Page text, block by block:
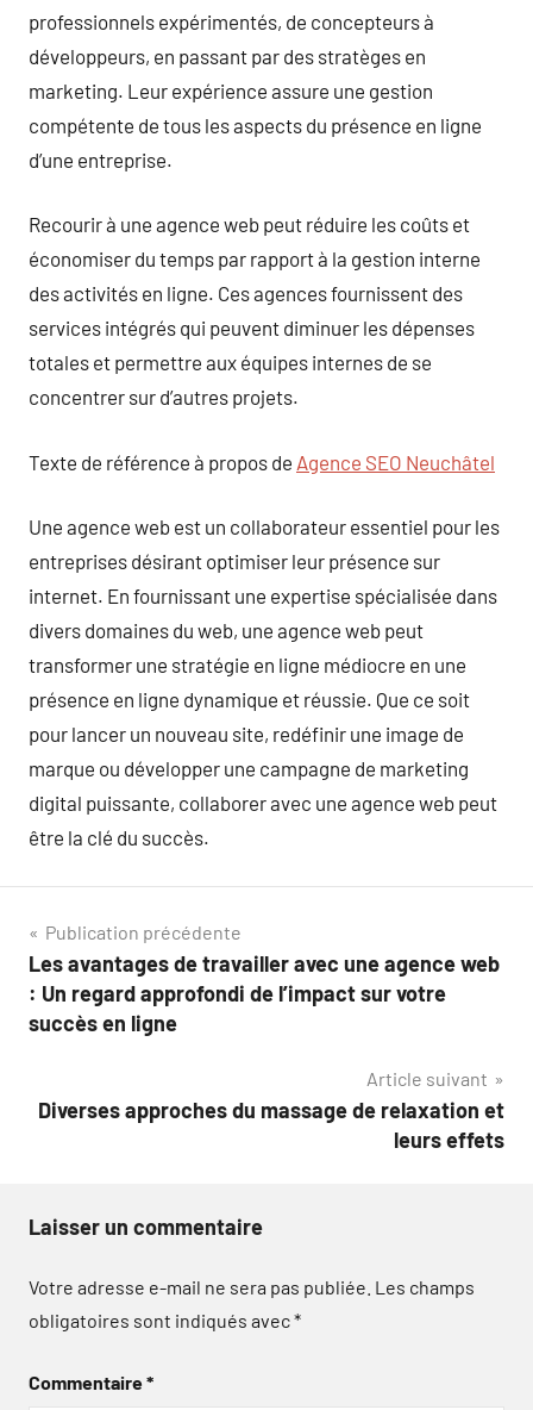
professionnels expérimentés, de concepteurs à
développeurs, en passant par des stratèges en
marketing. Leur expérience assure une gestion
compétente de tous les aspects du présence en ligne
d’une entreprise.
Recourir à une agence web peut réduire les coûts et
économiser du temps par rapport à la gestion interne
des activités en ligne. Ces agences fournissent des
services intégrés qui peuvent diminuer les dépenses
totales et permettre aux équipes internes de se
concentrer sur d’autres projets.
Texte de référence à propos de Agence SEO Neuchâtel
Une agence web est un collaborateur essentiel pour les
entreprises désirant optimiser leur présence sur
internet. En fournissant une expertise spécialisée dans
divers domaines du web, une agence web peut
transformer une stratégie en ligne médiocre en une
présence en ligne dynamique et réussie. Que ce soit
pour lancer un nouveau site, redéfinir une image de
marque ou développer une campagne de marketing
digital puissante, collaborer avec une agence web peut
être la clé du succès.
Navigation
de
l’article
Publication précédente
Les avantages de travailler avec une agence web
: Un regard approfondi de l’impact sur votre
succès en ligne
Article suivant
Diverses approches du massage de relaxation et
leurs effets
Laisser un commentaire
Votre adresse e-mail ne sera pas publiée. Les champs
obligatoires sont indiqués avec*
Commentaire*